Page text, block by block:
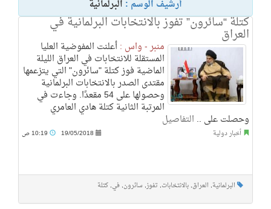
أرشيف الوسم : البرلمانية
كتلة “سائرون” تفوز بالانتخابات البرلمانية في
العراق
منبر - واس :أعلنت المفوضية العليا
المستقلة للانتخابات في العراق الليلة
الماضية فوز كتلة "سائرون" التي يتزعمها
مقتدى الصدر بالانتخابات البرلمانية
وحصولها على 54 مقعدًا. وجاءت في
المرتبة الثانية كتلة هادي العامري
وحصلت على .. التفاصيل
أخبار دولية 19/05/2018
البرلمانية, العراق, بالانتخابات, تفوز, سائرون, في, كتلة